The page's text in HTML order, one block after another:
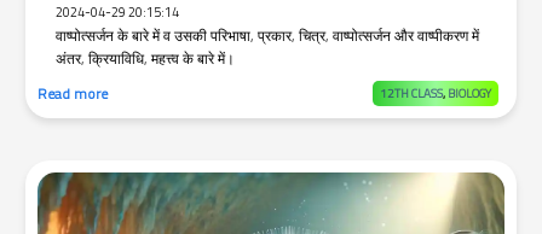
2024-04-29 20:15:14
वाष्पोत्सर्जन के बारे में व उसकी परिभाषा, प्रकार, चित्र, वाष्पोत्सर्जन और वाष्पीकरण में
अंतर, क्रियाविधि, महत्त्व के बारे में।
Read more
12TH CLASS, BIOLOGY